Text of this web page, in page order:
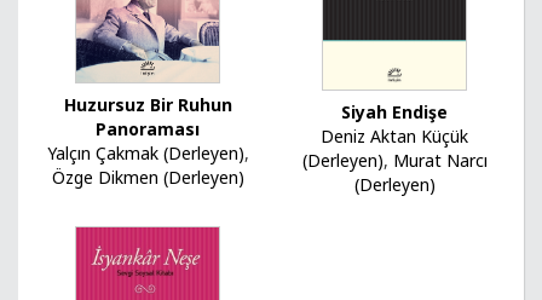
Huzursuz Bir Ruhun
Panoraması
Yalçın Çakmak (Derleyen),
Özge Dikmen (Derleyen)
Siyah Endişe
Deniz Aktan Küçük
(Derleyen), Murat Narcı
(Derleyen)